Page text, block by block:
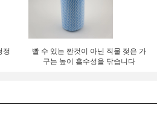
정
빨 수 있는 짠것이 아닌 직물 젖은 가
구는 높이 흡수성을 닦습니다